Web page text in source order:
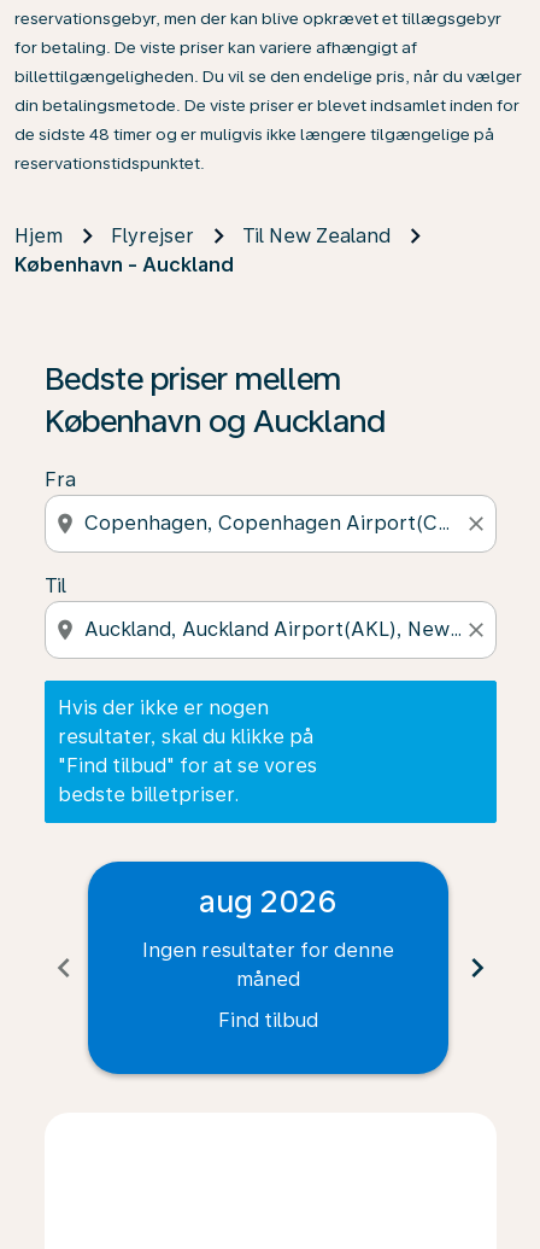
reservationsgebyr, men der kan blive opkrævet et tillægsgebyr
for betaling. De viste priser kan variere afhængigt af
billettilgængeligheden. Du vil se den endelige pris, når du vælger
din betalingsmetode. De viste priser er blevet indsamlet inden for
de sidste 48 timer og er muligvis ikke længere tilgængelige på
reservationstidspunktet.
Hjem Flyrejser
Til New Zealand
København - Auckland
Bedste priser mellem
København og Auckland
Fra
location_on close
Til
location_on close
Hvis der ikke er nogen
resultater, skal du klikke på
"Find tilbud" for at se vores
bedste billetpriser.
Hvis der ikke er nogen resultater, skal du klikke på
chevron_left
aug 2026
Ingen resultater for denne
måned
Find tilbud
chevron_right